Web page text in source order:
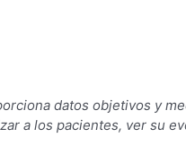
datos objetivos y
a los pacientes, ver su